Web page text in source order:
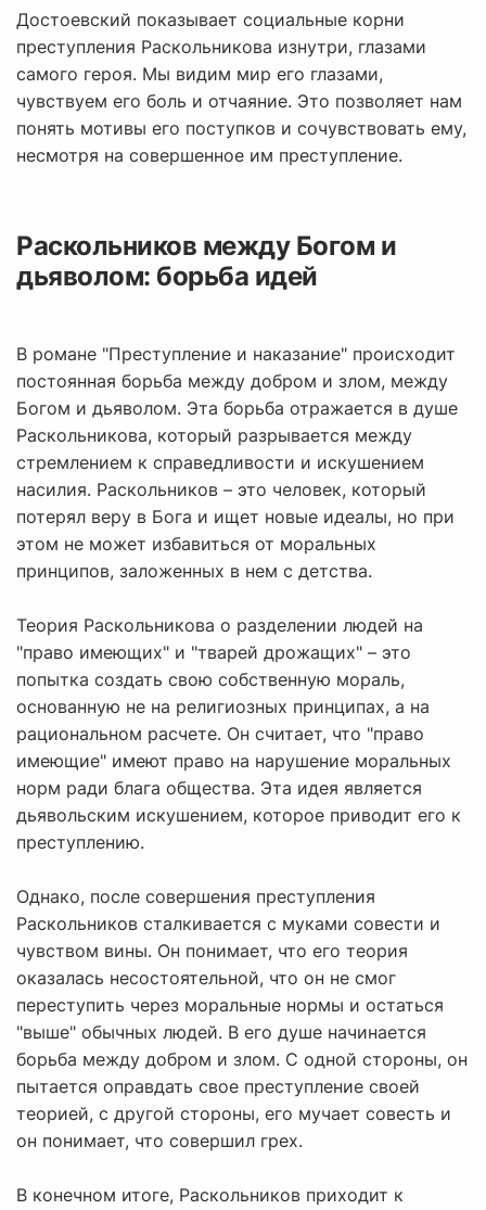
Достоевский показывает социальные корни
преступления Раскольникова изнутри, глазами
самого героя. Мы видим мир его глазами,
чувствуем его боль и отчаяние. Это позволяет нам
понять мотивы его поступков и сочувствовать ему,
несмотря на совершенное им преступление.
Раскольников между Богом и
дьяволом: борьба идей
В романе "Преступление и наказание" происходит
постоянная борьба между добром и злом, между
Богом и дьяволом. Эта борьба отражается в душе
Раскольникова, который разрывается между
стремлением к справедливости и искушением
насилия. Раскольников – это человек, который
потерял веру в Бога и ищет новые идеалы, но при
этом не может избавиться от моральных
принципов, заложенных в нем с детства.
Теория Раскольникова о разделении людей на
"право имеющих" и "тварей дрожащих" – это
попытка создать свою собственную мораль,
основанную не на религиозных принципах, а на
рациональном расчете. Он считает, что "право
имеющие" имеют право на нарушение моральных
норм ради блага общества. Эта идея является
дьявольским искушением, которое приводит его к
преступлению.
Однако, после совершения преступления
Раскольников сталкивается с муками совести и
чувством вины. Он понимает, что его теория
оказалась несостоятельной, что он не смог
переступить через моральные нормы и остаться
"выше" обычных людей. В его душе начинается
борьба между добром и злом. С одной стороны, он
пытается оправдать свое преступление своей
теорией, с другой стороны, его мучает совесть и
он понимает, что совершил грех.
В конечном итоге, Раскольников приходит к